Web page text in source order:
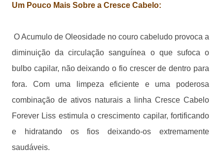
Um Pouco Mais Sobre a Cresce Cabelo:
O Acumulo de Oleosidade no couro cabeludo provoca a
diminuição da circulação sanguínea o que sufoca o
bulbo capilar, não deixando o fio crescer de dentro para
fora. Com uma limpeza eficiente e uma poderosa
combinação de ativos naturais a linha Cresce Cabelo
Forever Liss estimula o crescimento capilar, fortificando
e hidratando os fios deixando-os extremamente
saudáveis.